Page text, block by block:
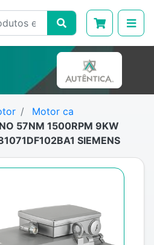
Motor ca
57NM 1500RPM 9KW
SIEMENS